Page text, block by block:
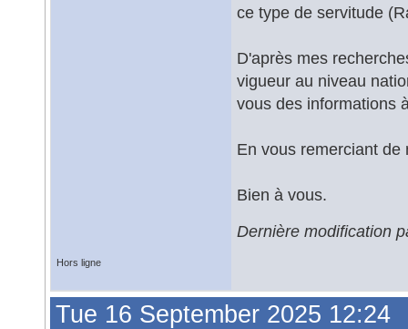
ce type de servitude
D'après mes
vigueur au niveau
vous des informations
En vous remerciant
Bien à vous.
Dernière modification
Hors ligne
Tue 16 September 2025 12:24